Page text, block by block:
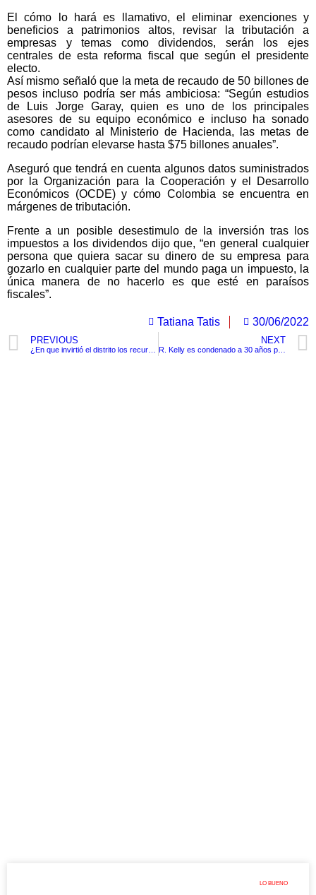
El cómo lo hará es llamativo, el eliminar exenciones y
beneficios a patrimonios altos, revisar la tributación a
empresas y temas como dividendos, serán los ejes
centrales de esta reforma fiscal que según el presidente
electo.
Así mismo señaló que la meta de recaudo de 50 billones de
pesos incluso podría ser más ambiciosa: “Según estudios
de Luis Jorge Garay, quien es uno de los principales
asesores de su equipo económico e incluso ha sonado
como candidato al Ministerio de Hacienda, las metas de
recaudo podrían elevarse hasta $75 billones anuales”.
Aseguró que tendrá en cuenta algunos datos suministrados
por la Organización para la Cooperación y el Desarrollo
Económicos (OCDE) y cómo Colombia se encuentra en
márgenes de tributación.
Frente a un posible desestimulo de la inversión tras los
impuestos a los dividendos dijo que, “en general cualquier
persona que quiera sacar su dinero de su empresa para
gozarlo en cualquier parte del mundo paga un impuesto, la
única manera de no hacerlo es que esté en paraísos
fiscales”.
Tatiana Tatis 30/06/2022
PREVIOUS NEXT
R. Kelly es condenado a 30 años por crimen organizado y delitos sexuales
LO BUENO